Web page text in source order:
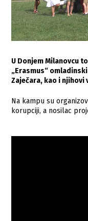
U Donjem Milanovcu
„Erasmus“
Zaječara, kao i njihovi
Na kampu su
korupciji, a nosilac